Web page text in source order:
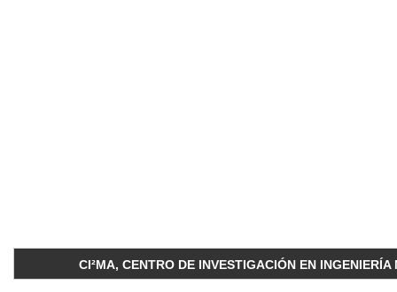
CI²MA, CENTRO DE INVESTIGACIÓN EN